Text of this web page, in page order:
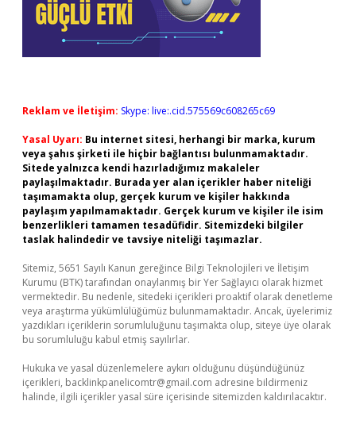
Reklam ve İletişim: Skype: live:.cid.575569c608265c69
Yasal Uyarı: Bu internet sitesi, herhangi bir marka, kurum
veya şahıs şirketi ile hiçbir bağlantısı bulunmamaktadır.
Sitede yalnızca kendi hazırladığımız makaleler
paylaşılmaktadır. Burada yer alan içerikler haber niteliği
taşımamakta olup, gerçek kurum ve kişiler hakkında
paylaşım yapılmamaktadır. Gerçek kurum ve kişiler ile isim
benzerlikleri tamamen tesadüfidir. Sitemizdeki bilgiler
taslak halindedir ve tavsiye niteliği taşımazlar.
Sitemiz, 5651 Sayılı Kanun gereğince Bilgi Teknolojileri ve İletişim
Kurumu (BTK) tarafından onaylanmış bir Yer Sağlayıcı olarak hizmet
vermektedir. Bu nedenle, sitedeki içerikleri proaktif olarak denetleme
veya araştırma yükümlülüğümüz bulunmamaktadır. Ancak, üyelerimiz
yazdıkları içeriklerin sorumluluğunu taşımakta olup, siteye üye olarak
bu sorumluluğu kabul etmiş sayılırlar.
Hukuka ve yasal düzenlemelere aykırı olduğunu düşündüğünüz
içerikleri, backlinkpanelicomtr@gmail.com adresine bildirmeniz
halinde, ilgili içerikler yasal süre içerisinde sitemizden kaldırılacaktır.